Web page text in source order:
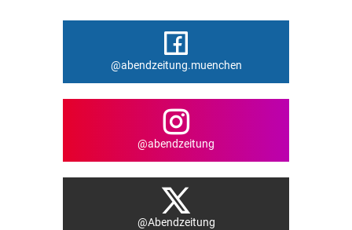
@abendzeitung.muenchen
@abendzeitung
@Abendzeitung